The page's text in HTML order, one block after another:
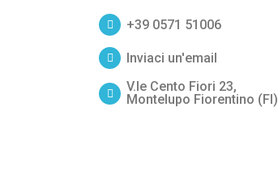
+39 0571 51006
Inviaci un'email
V.le Cento Fiori 23,
Montelupo Fiorentino (FI)